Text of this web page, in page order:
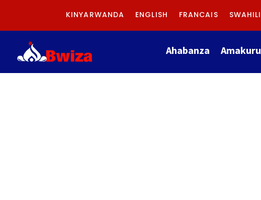
KINYARWANDA ENGLISH FRANCAIS SWAHILI
Ahabanza Amakuru